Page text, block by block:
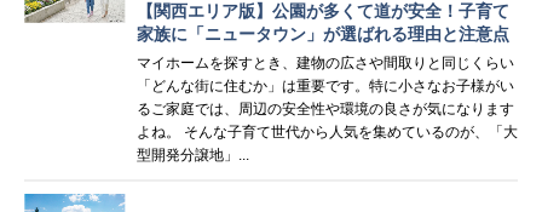
【関西エリア版】公園が多くて道が安全！子育て
家族に「ニュータウン」が選ばれる理由と注意点
マイホームを探すとき、建物の広さや間取りと同じくらい
「どんな街に住むか」は重要です。特に小さなお子様がい
るご家庭では、周辺の安全性や環境の良さが気になります
よね。 そんな子育て世代から人気を集めているのが、「大
型開発分譲地」...